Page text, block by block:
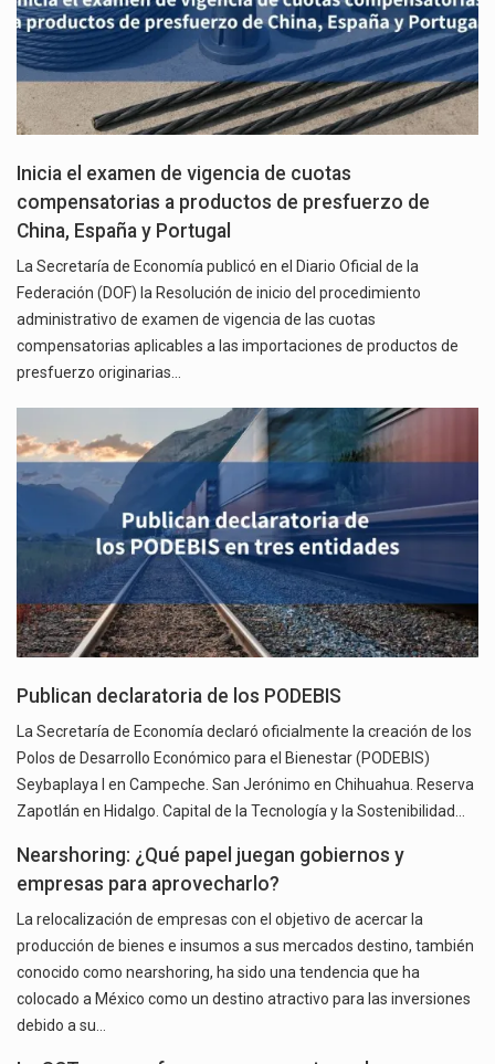
Inicia el examen de vigencia de cuotas
compensatorias a productos de presfuerzo de
China, España y Portugal
La Secretaría de Economía publicó en el Diario Oficial de la
Federación (DOF) la Resolución de inicio del procedimiento
administrativo de examen de vigencia de las cuotas
compensatorias aplicables a las importaciones de productos de
presfuerzo originarias…
Publican declaratoria de los PODEBIS
La Secretaría de Economía declaró oficialmente la creación de los
Polos de Desarrollo Económico para el Bienestar (PODEBIS)
Seybaplaya I en Campeche. San Jerónimo en Chihuahua. Reserva
Zapotlán en Hidalgo. Capital de la Tecnología y la Sostenibilidad…
Nearshoring: ¿Qué papel juegan gobiernos y
empresas para aprovecharlo?
La relocalización de empresas con el objetivo de acercar la
producción de bienes e insumos a sus mercados destino, también
conocido como nearshoring, ha sido una tendencia que ha
colocado a México como un destino atractivo para las inversiones
debido a su…